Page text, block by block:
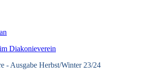
Diakonieverein
- Ausgabe Herbst/Winter 23/24